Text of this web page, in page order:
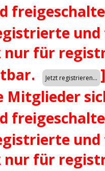
nur für
]
Mitglieder
nur für